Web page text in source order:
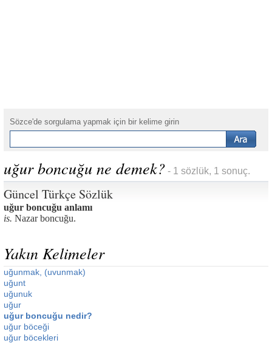
Sözce'de sorgulama yapmak için bir kelime girin
uğur boncuğu ne demek? - 1 sözlük, 1 sonuç.
Güncel Türkçe Sözlük
uğur boncuğu anlamı
is. Nazar boncuğu.
Yakın Kelimeler
uğunmak, (uvunmak)
uğunt
uğunuk
uğur
uğur boncuğu nedir?
uğur böceği
uğur böcekleri